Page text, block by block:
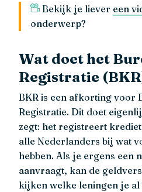
Bekijk je liever een
onderwerp?
Wat doet het
Registratie
BKR is een afkorting voor
Registratie. Dit doet
zegt: het registreert
alle Nederlanders bij wat
hebben. Als je ergens een
aanvraagt, kan de
kijken welke leningen je